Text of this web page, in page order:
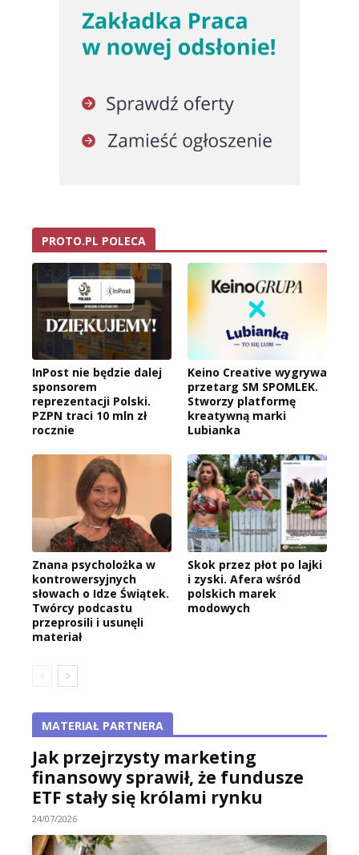
PROTO.PL POLECA
InPost nie będzie dalej
sponsorem
reprezentacji Polski.
PZPN traci 10 mln zł
rocznie
Keino Creative wygrywa
przetarg SM SPOMLEK.
Stworzy platformę
kreatywną marki
Lubianka
Znana psycholożka w
kontrowersyjnych
słowach o Idze Świątek.
Twórcy podcastu
przeprosili i usunęli
materiał
Skok przez płot po lajki
i zyski. Afera wśród
polskich marek
modowych
MATERIAŁ PARTNERA
Jak przejrzysty marketing
finansowy sprawił, że fundusze
ETF stały się królami rynku
24/07/2026